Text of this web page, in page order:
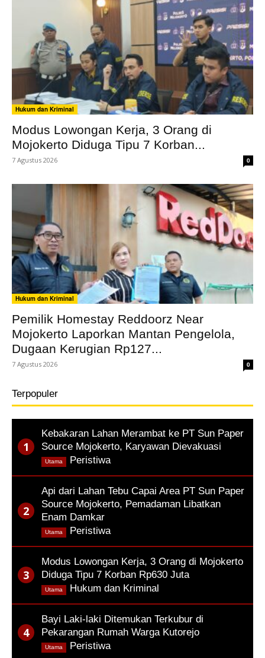
Hukum dan Kriminal
Modus Lowongan Kerja, 3 Orang di
Mojokerto Diduga Tipu 7 Korban...
7 Agustus 2026 0
Hukum dan Kriminal
Pemilik Homestay Reddoorz Near
Mojokerto Laporkan Mantan Pengelola,
Dugaan Kerugian Rp127...
7 Agustus 2026 0
Terpopuler
Kebakaran Lahan Merambat ke PT Sun Paper
Source Mojokerto, Karyawan Dievakuasi
Peristiwa
Utama
Api dari Lahan Tebu Capai Area PT Sun Paper
Source Mojokerto, Pemadaman Libatkan
Enam Damkar
Peristiwa
Utama
Modus Lowongan Kerja, 3 Orang di Mojokerto
Diduga Tipu 7 Korban Rp630 Juta
Hukum dan Kriminal
Utama
Bayi Laki-laki Ditemukan Terkubur di
Pekarangan Rumah Warga Kutorejo
Peristiwa
Utama